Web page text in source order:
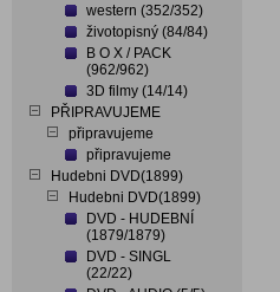
western (352/352)
životopisný (84/84)
B O X / PACK
(962/962)
3D filmy (14/14)
PŘIPRAVUJEME
připravujeme
připravujeme
Hudebni DVD(1899)
Hudebni DVD(1899)
DVD - HUDEBNÍ
(1879/1879)
DVD - SINGL
(22/22)